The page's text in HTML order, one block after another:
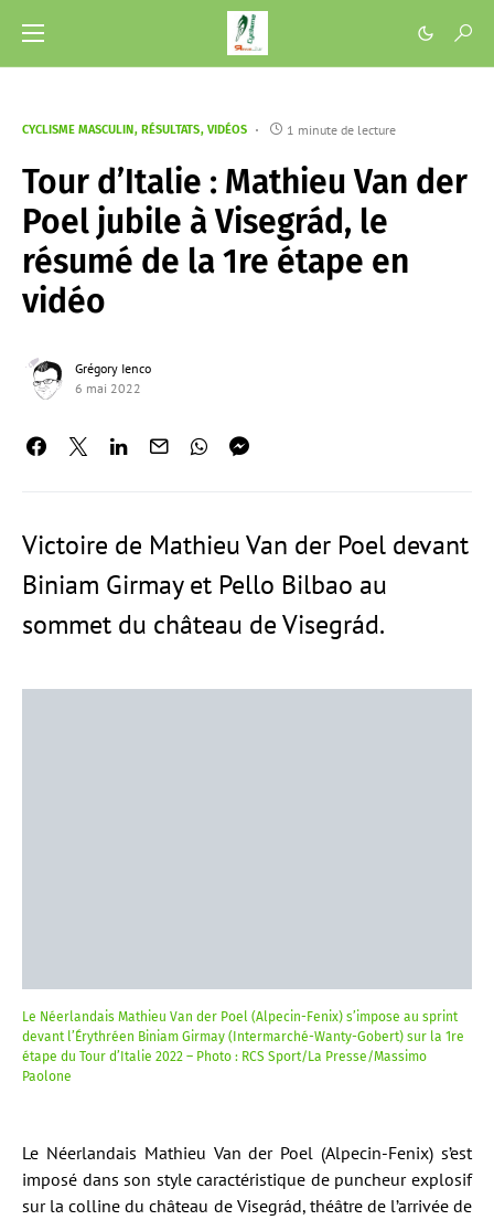
CYCLISME MASCULIN RÉSULTATS VIDÉOS 1 minute de lecture
Tour d’Italie : Mathieu Van der
Poel jubile à Visegrád, le
résumé de la 1re étape en
vidéo
Grégory Ienco
6 mai 2022
Victoire de Mathieu Van der Poel devant
Biniam Girmay et Pello Bilbao au
sommet du château de Visegrád.
Le Néerlandais Mathieu Van der Poel (Alpecin-Fenix) s’impose au sprint
devant l’Érythréen Biniam Girmay (Intermarché-Wanty-Gobert) sur la 1re
étape du Tour d’Italie 2022 – Photo : RCS Sport/La Presse/Massimo
Paolone
Le Néerlandais Mathieu Van der Poel (Alpecin-Fenix) s’est
imposé dans son style caractéristique de puncheur explosif
sur la colline du château de Visegrád, théâtre de l’arrivée de